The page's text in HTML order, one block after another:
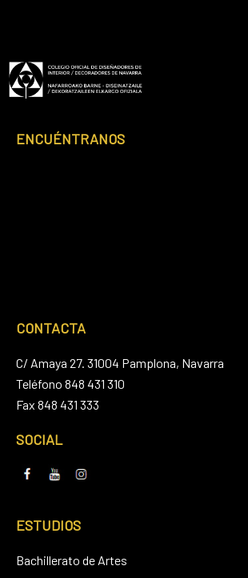
ENCUÉNTRANOS
CONTACTA
C/ Amaya 27. 31004 Pamplona, Navarra
Teléfono 848 431 310
Fax 848 431 333
SOCIAL
ESTUDIOS
Bachillerato de Artes